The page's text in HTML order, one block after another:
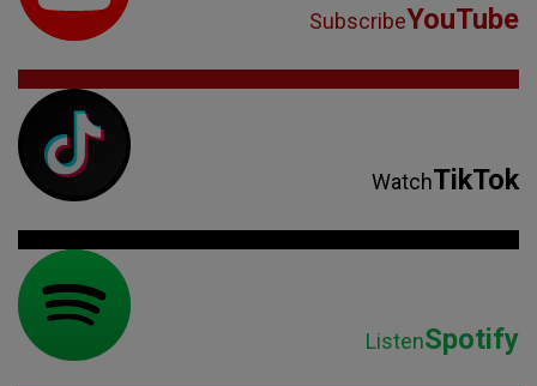
SubscribeYouTube
WatchTikTok
ListenSpotify